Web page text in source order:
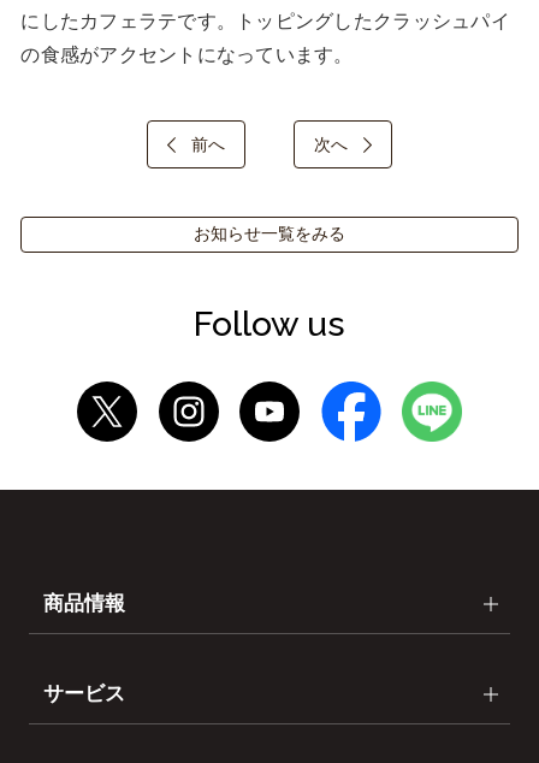
にしたカフェラテです。トッピングしたクラッシュパイ
の食感がアクセントになっています。
前へ 次へ
お知らせ一覧をみる
Follow us
商品情報
サービス